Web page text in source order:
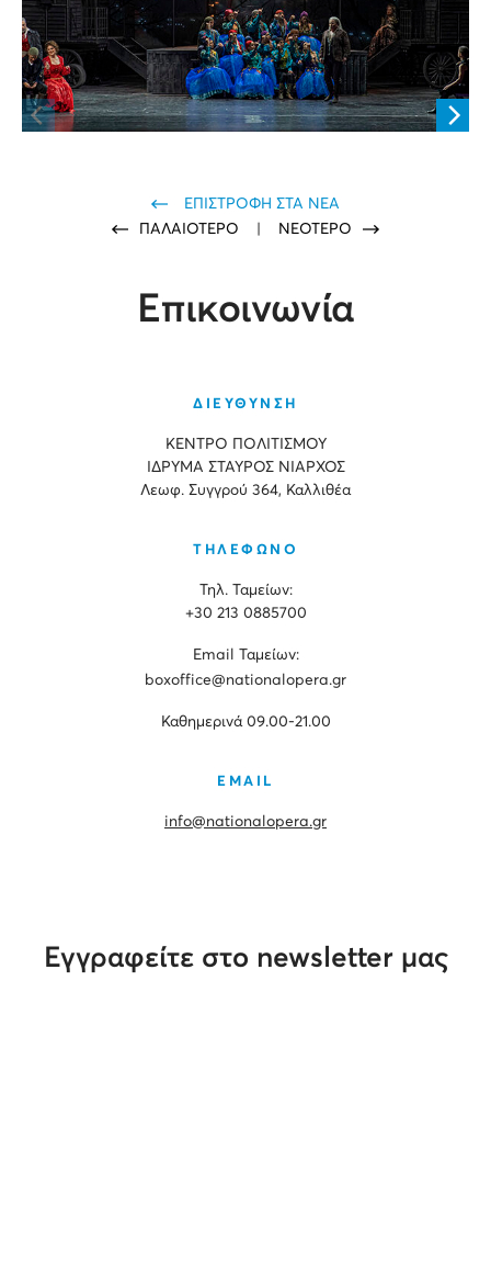
ΕΠΙΣΤΡΟΦΗ ΣΤΑ ΝΕΑ
ΠΑΛΑΙΟΤΕΡΟ
ΝΕΟΤΕΡΟ
Επικοινωνία
ΔΙΕΥΘΥΝΣΗ
ΚΕΝΤΡΟ ΠΟΛΙΤΙΣΜΟΥ
ΙΔΡΥΜΑ ΣΤΑΥΡΟΣ ΝΙΑΡΧΟΣ
Λεωφ. Συγγρού 364, Καλλιθέα
ΤΗΛΕΦΩΝΟ
Τηλ. Ταμείων:
+30 213 0885700
Εmail Ταμείων:
boxoffice@nationalopera.gr
Καθημερινά 09.00-21.00
EMAIL
info@nationalopera.gr
Εγγραφείτε στο newsletter μας